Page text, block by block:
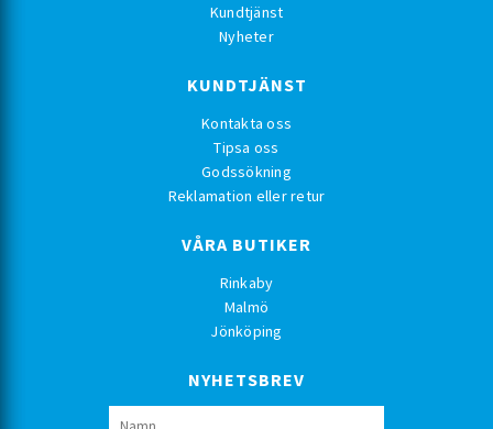
Kundtjänst
Nyheter
KUNDTJÄNST
Kontakta oss
Tipsa oss
Godssökning
Reklamation eller retur
VÅRA BUTIKER
Rinkaby
Malmö
Jönköping
NYHETSBREV